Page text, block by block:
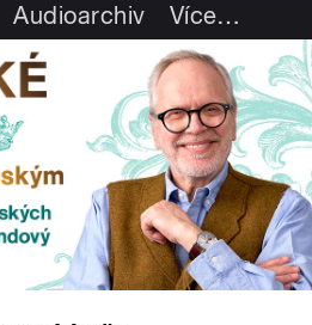
Audioarchiv Více…